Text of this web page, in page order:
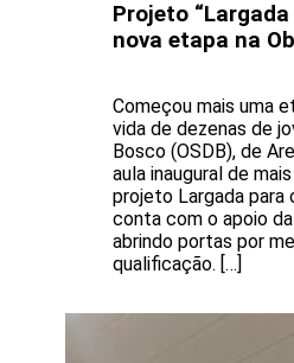
Projeto
nova etapa na
Começou mais uma
vida de dezenas de
Bosco (OSDB), de
aula inaugural de
projeto Largada para
conta com o apoio
abrindo portas por
qualificação. […]